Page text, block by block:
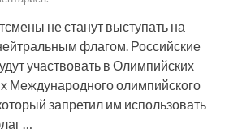
не станут выступать на
флагом. Российские
участвовать в Олимпийских
Международного олимпийского
запретил им использовать
…